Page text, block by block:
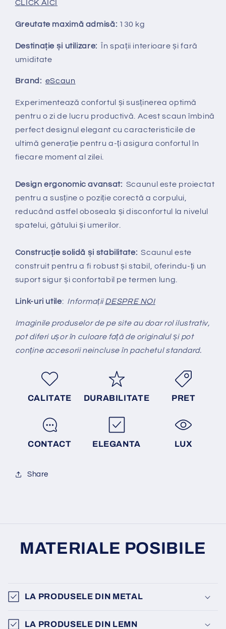
CLICK AICI
Greutate maximă admisă: 130 kg
Destinație și utilizare: În spații interioare și fară
umiditate
Brand: eScaun
Experimentează confortul și susținerea optimă
pentru o zi de lucru productivă. Acest scaun îmbină
perfect designul elegant cu caracteristicile de
ultimă generație pentru a-ți asigura confortul în
fiecare moment al zilei.
Design ergonomic avansat: Scaunul este proiectat
pentru a susține o poziție corectă a corpului,
reducând astfel oboseala și disconfortul la nivelul
spatelui, gâtului și umerilor.
Construcție solidă și stabilitate:Scaunul este
construit pentru a fi robust și stabil, oferindu-ți un
suport sigur și confortabil pe termen lung.
Link-uri utile: InformațiiDESPRE NOI
Imaginile produselor de pe site au doar rol ilustrativ,
pot diferi ușor în culoare față de originalul și pot
conține accesorii neincluse în pachetul standard.
CALITATE DURABILITATE PRET
CONTACT ELEGANTA LUX
Share
MATERIALE POSIBILE
LA PRODUSELE DIN METAL
LA PRODUSELE DIN LEMN